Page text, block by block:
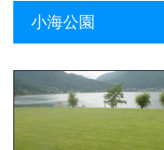
小海公園